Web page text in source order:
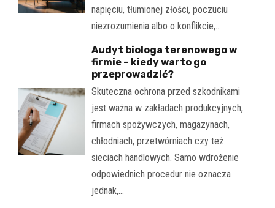
napięciu, tłumionej złości, poczuciu
niezrozumienia albo o konflikcie,…
Audyt biologa terenowego w
firmie – kiedy warto go
przeprowadzić?
Skuteczna ochrona przed szkodnikami
jest ważna w zakładach produkcyjnych,
firmach spożywczych, magazynach,
chłodniach, przetwórniach czy też
sieciach handlowych. Samo wdrożenie
odpowiednich procedur nie oznacza
jednak,…